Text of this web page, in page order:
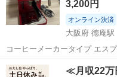
3,200円
オンライン決済
大阪府 徳庵駅
コーヒーメーカータイプ エス
高）：210×…
大阪 大阪市 徳庵駅
≪月収22万